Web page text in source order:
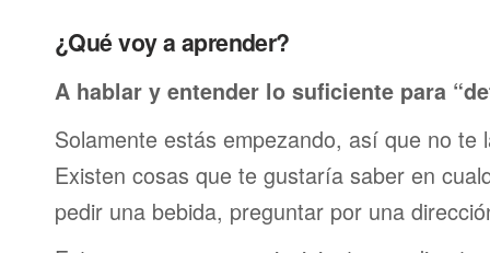
¿Qué voy a aprender?
A hablar y entender lo suficiente para
Solamente estás empezando, así que no te
Existen cosas que te gustaría saber en
pedir una bebida, preguntar por una